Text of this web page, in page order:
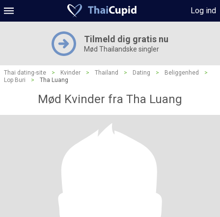
Log ind
Tilmeld dig gratis nu
Mød Thailandske singler
Thai dating-site > Kvinder > Thailand > Dating > Beliggenhed
>
Lop Buri
> Tha Luang
Mød Kvinder fra Tha Luang